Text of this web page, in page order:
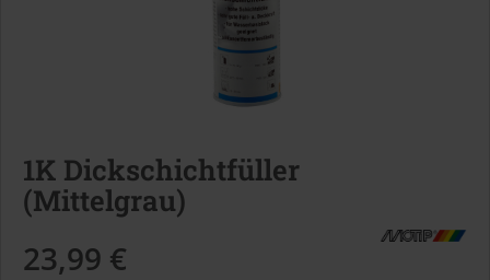
1K Dickschichtfüller
(Mittelgrau)
23,99 €